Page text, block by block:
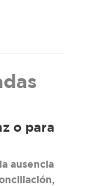
o para
ausencia